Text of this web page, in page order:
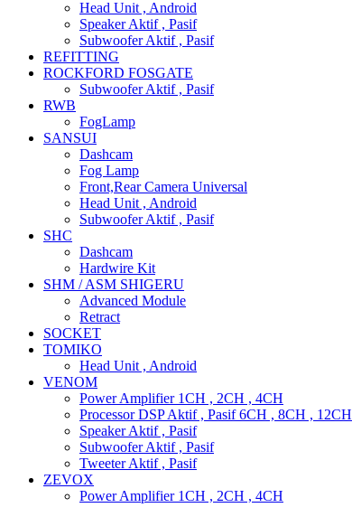
Head Unit , Android
Speaker Aktif , Pasif
Subwoofer Aktif , Pasif
REFITTING
ROCKFORD FOSGATE
Subwoofer Aktif , Pasif
RWB
FogLamp
SANSUI
Dashcam
Fog Lamp
Front,Rear Camera Universal
Head Unit , Android
Subwoofer Aktif , Pasif
SHC
Dashcam
Hardwire Kit
SHM / ASM SHIGERU
Advanced Module
Retract
SOCKET
TOMIKO
Head Unit , Android
VENOM
Power Amplifier 1CH , 2CH , 4CH
Processor DSP Aktif , Pasif 6CH , 8CH , 12CH
Speaker Aktif , Pasif
Subwoofer Aktif , Pasif
Tweeter Aktif , Pasif
ZEVOX
Power Amplifier 1CH , 2CH , 4CH